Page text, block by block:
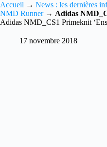
Accueil → News : les dernières
NMD Runner→ Adidas
Adidas NMD_CS1 Primeknit
17 novembre 2018